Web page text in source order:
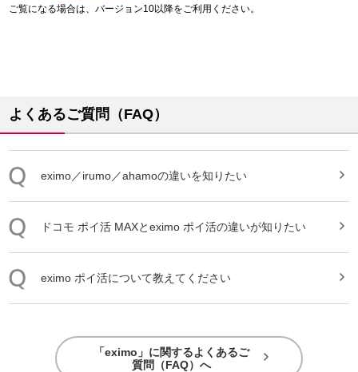
ご覧になる場合は、バージョン10以降をご利用ください。
よくあるご質問（FAQ）
eximo／irumo／ahamoの違いを知りたい
ドコモ ポイ活 MAXとeximo ポイ活の違いが知りたい
eximo ポイ活について教えてください
「eximo」に関するよくあるご
質問（FAQ）へ